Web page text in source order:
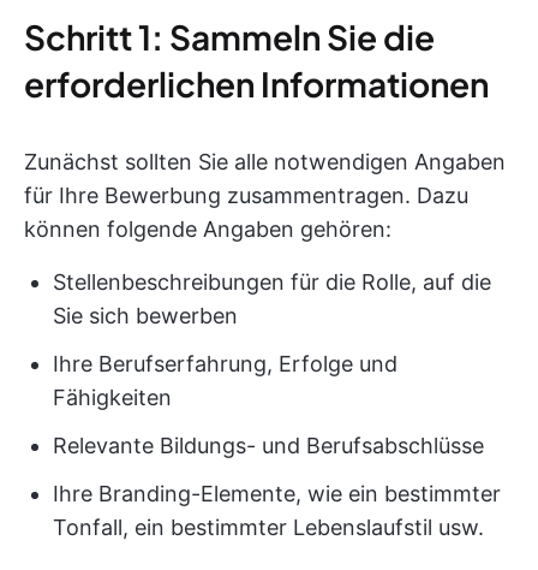
Schritt 1: Sammeln Sie die
erforderlichen Informationen
Zunächst sollten Sie alle notwendigen Angaben
für Ihre Bewerbung zusammentragen. Dazu
können folgende Angaben gehören:
Stellenbeschreibungen für die Rolle, auf die
Sie sich bewerben
Ihre Berufserfahrung, Erfolge und
Fähigkeiten
Relevante Bildungs- und Berufsabschlüsse
Ihre Branding-Elemente, wie ein bestimmter
Tonfall, ein bestimmter Lebenslaufstil usw.